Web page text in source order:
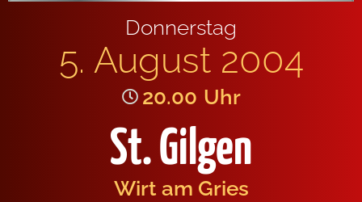
Donnerstag
5. August 2004
20.00 Uhr
St. Gilgen
Wirt am Gries